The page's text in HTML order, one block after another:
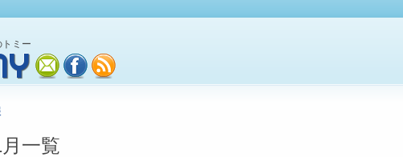
ミー
mail facebook
一覧